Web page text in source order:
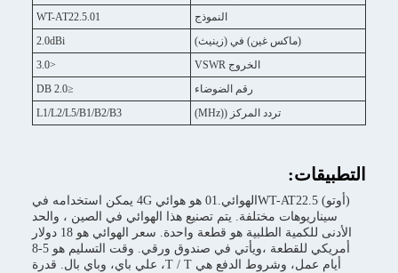
WT-AT22.5.01
(ماكس غين) في (زينيث)
رقم الضوضاء
تردد المركز ((MHz)
L1/L2/L5/B1/B2/B3
(أوتو) WT-AT22.5الهوائي.01 هو هوائي 4G يمكن استخدامه في
سيناريوهات مختلفة. يتم تصنيع هذا الهوائي في الصين ، والحد
الأدنى للكمية الطلبية هو قطعة واحدة. سعر الهوائي هو 18 دولار
أمريكي للقطعة ،ويأتي في صندوق ورقي. وقت التسليم هو 5-8
أيام عمل، وشروط الدفع هي T / T، علي باي، وباي بال. قدرة